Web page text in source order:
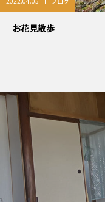
お花見散歩